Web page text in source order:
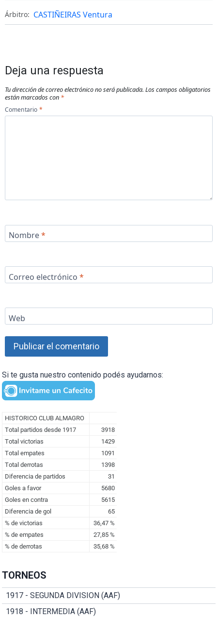
Árbitro: CASTIÑEIRAS Ventura
Deja una respuesta
Tu dirección de correo electrónico no será publicada. Los campos obligatorios
están marcados con *
Comentario *
Nombre*
Correo electrónico *
Web
Si te gusta nuestro contenido podés ayudarnos:
TORNEOS
1917 - SEGUNDA DIVISION (AAF)
1918 - INTERMEDIA (AAF)